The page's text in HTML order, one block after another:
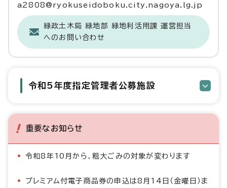
a2808@ryokuseidoboku.city.nagoya.lg.jp
緑政土木局 緑地部 緑地利活用課 運営担当
へのお問い合わせ
令和5年度指定管理者公募施設
重要なお知らせ
令和8年10月から、粗大ごみの対象が変わります
プレミアム付電子商品券の申込は8月14日（金曜日）ま